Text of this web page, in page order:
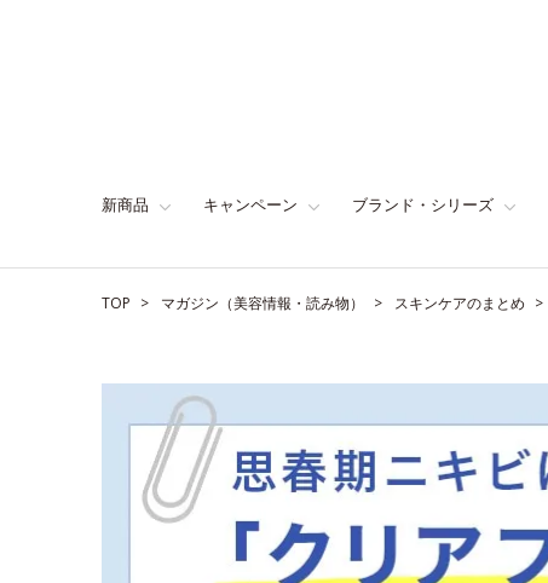
新商品 キャンペーン ブランド・シリーズ
TOP マガジン（美容情報・読み物） スキンケアのまとめ